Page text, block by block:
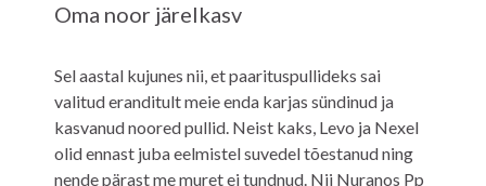
Oma noor järelkasv
Sel aastal kujunes nii, et paarituspullideks sai
valitud eranditult meie enda karjas sündinud ja
kasvanud noored pullid. Neist kaks, Levo ja Nexel
olid ennast juba eelmistel suvedel tõestanud ning
nende pärast me muret ei tundnud. Nii Nuranos Pp